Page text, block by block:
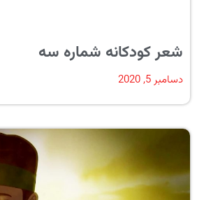
شعر کودکانه شماره سه
دسامبر 5, 2020